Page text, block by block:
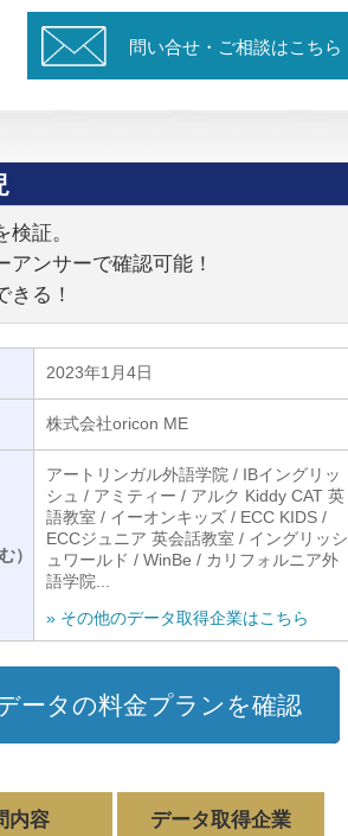
問い合せ・ご相談はこちら
証。
ンサーで確認可能！
る！
2023年1月4日
株式会社oricon ME
）
アートリンガル外語学院 / IBイングリッ
シュ / アミティー / アルク Kiddy CAT 英
語教室 / イーオンキッズ / ECC KIDS /
ECCジュニア 英会話教室 / イングリッシ
ュワールド / WinBe / カリフォルニア外
語学院...
» その他のデータ取得企業はこちら
ータの料金プランを確認
内容 データ取得企業